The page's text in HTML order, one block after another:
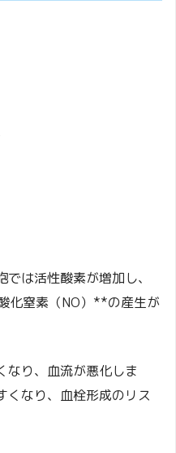
は活性酸素が増加し、
化窒素（NO）**の産生が
なり、血流が悪化しま
くなり、血栓形成のリス